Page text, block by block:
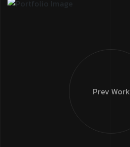
Prev Work